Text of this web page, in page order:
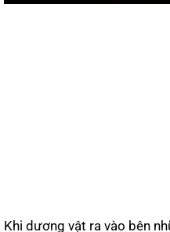
Khi dương vật ra vào bên